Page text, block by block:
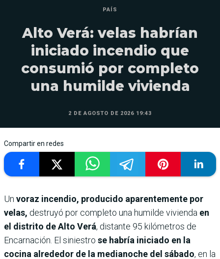
PAÍS
Alto Verá: velas habrían
iniciado incendio que
consumió por completo
una humilde vivienda
2 DE AGOSTO DE 2026 19:43
Compartir en redes
Un voraz incendio, producido aparentemente por
velas, destruyó por completo una humilde vivienda en
el distrito de Alto Verá, distante 95 kilómetros de
Encarnación. El siniestro se habría iniciado en la
cocina alrededor de la medianoche del sábado, en la